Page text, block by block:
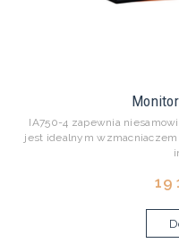
IA750-4 zapewnia
jest idealnym
19